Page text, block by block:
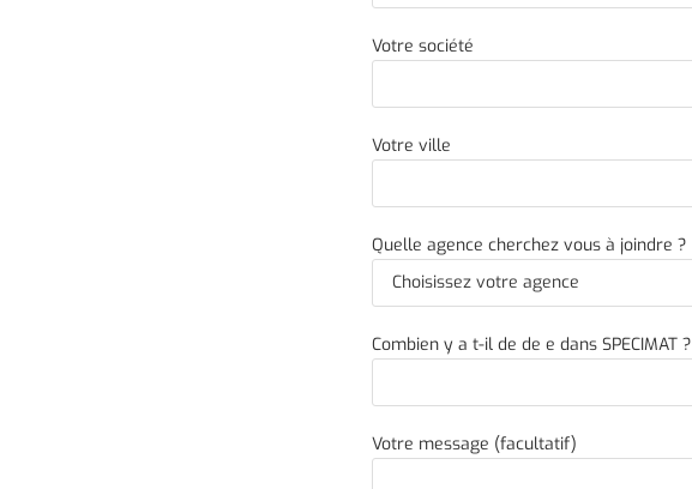
Votre société
Votre ville
Quelle agence cherchez vous à joindre ?
Combien y a t-il de de e dans SPECIMAT ?
Votre message (facultatif)